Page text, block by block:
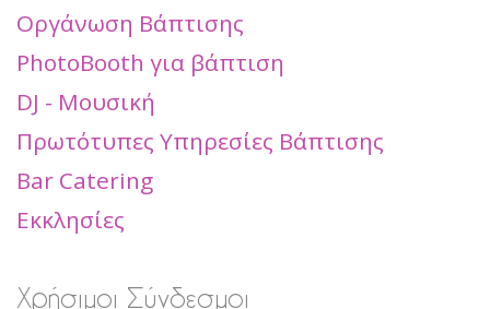
Οργάνωση Βάπτισης
PhotoBooth για βάπτιση
DJ - Μουσική
Πρωτότυπες Υπηρεσίες Βάπτισης
Bar Catering
Εκκλησίες
Χρήσιμοι Σύνδεσμοι